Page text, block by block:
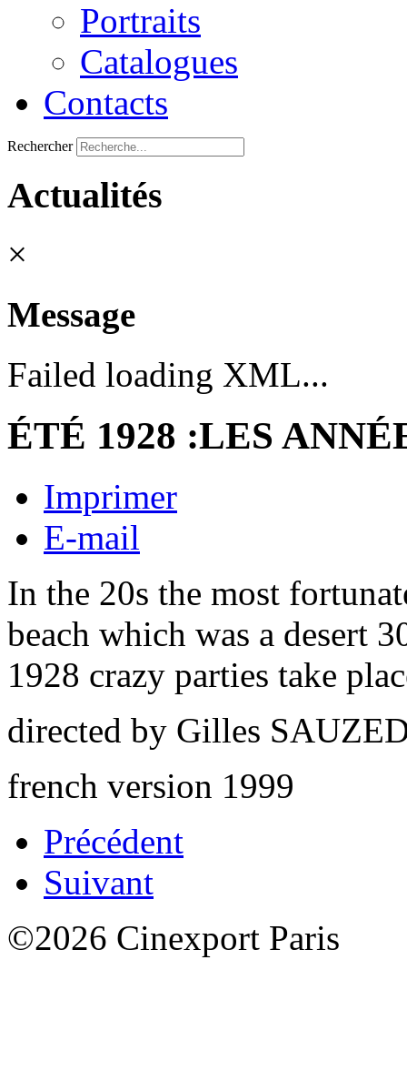
Portraits
Catalogues
Contacts
Rechercher
Actualités
×
Message
Failed loading XML...
ÉTÉ 1928 :LES
Imprimer
E-mail
In the 20s the most
beach which was a desert
1928 crazy parties take
directed by Gilles
french version 1999
Précédent
Suivant
©2026 Cinexport Paris